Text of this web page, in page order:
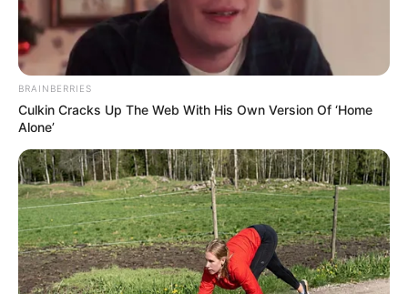
BRAINBERRIES
Culkin Cracks Up The Web With His Own Version Of ‘Home
Alone’